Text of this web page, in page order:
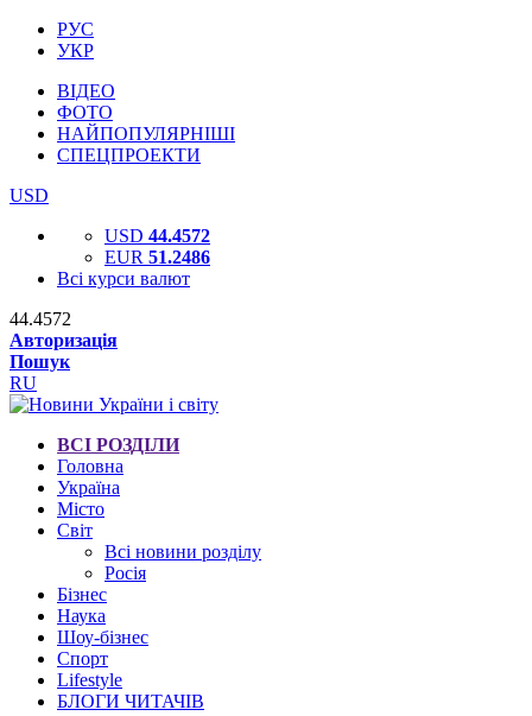
РУС
УКР
ВІДЕО
ФОТО
НАЙПОПУЛЯРНІШІ
СПЕЦПРОЕКТИ
USD
USD 44.4572
EUR 51.2486
Всі курси валют
44.4572
Авторизація
Пошук
RU
ВСІ РОЗДІЛИ
Головна
Україна
Місто
Світ
Всі новини розділу
Росія
Бізнес
Наука
Шоу-бізнес
Спорт
Lifestyle
БЛОГИ ЧИТАЧІВ